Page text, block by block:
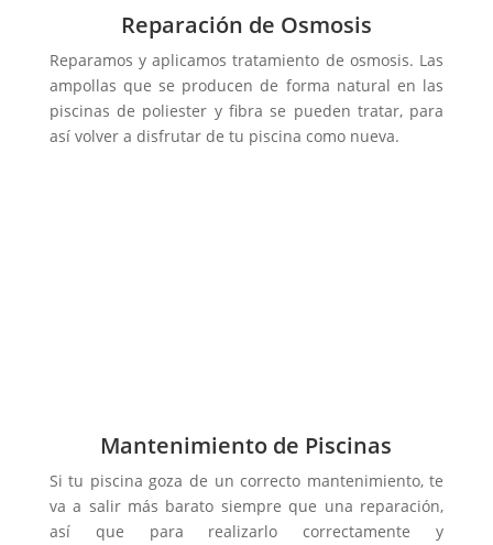
Reparación de Osmosis
Reparamos y aplicamos tratamiento de osmosis. Las
ampollas que se producen de forma natural en las
piscinas de poliester y fibra se pueden tratar, para
así volver a disfrutar de tu piscina como nueva.
Mantenimiento de Piscinas
Si tu piscina goza de un correcto mantenimiento, te
va a salir más barato siempre que una reparación,
así que para realizarlo correctamente y